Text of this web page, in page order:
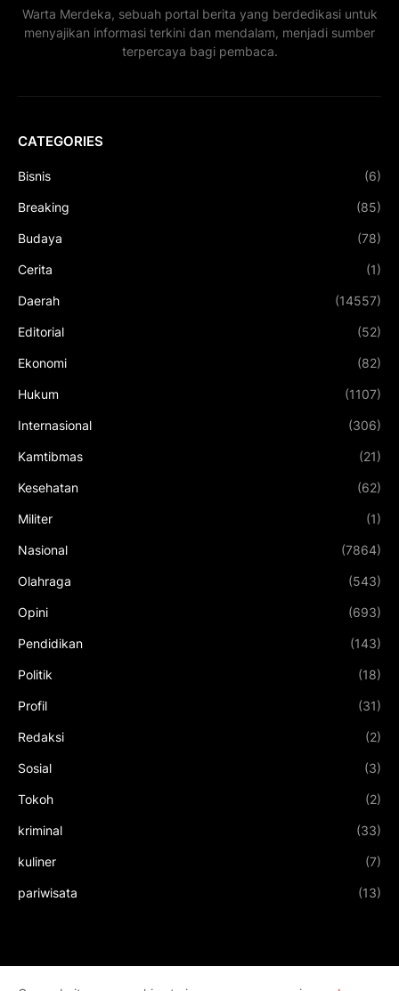
Warta Merdeka, sebuah portal berita yang berdedikasi untuk
menyajikan informasi terkini dan mendalam, menjadi sumber
terpercaya bagi pembaca.
CATEGORIES
Bisnis (6)
Breaking (85)
Budaya (78)
Cerita (1)
Daerah (14557)
Editorial (52)
Ekonomi (82)
Hukum (1107)
Internasional (306)
Kamtibmas (21)
Kesehatan (62)
Militer (1)
Nasional (7864)
Olahraga (543)
Opini (693)
Pendidikan (143)
Politik (18)
Profil (31)
Redaksi (2)
Sosial (3)
Tokoh (2)
kriminal (33)
kuliner (7)
pariwisata (13)